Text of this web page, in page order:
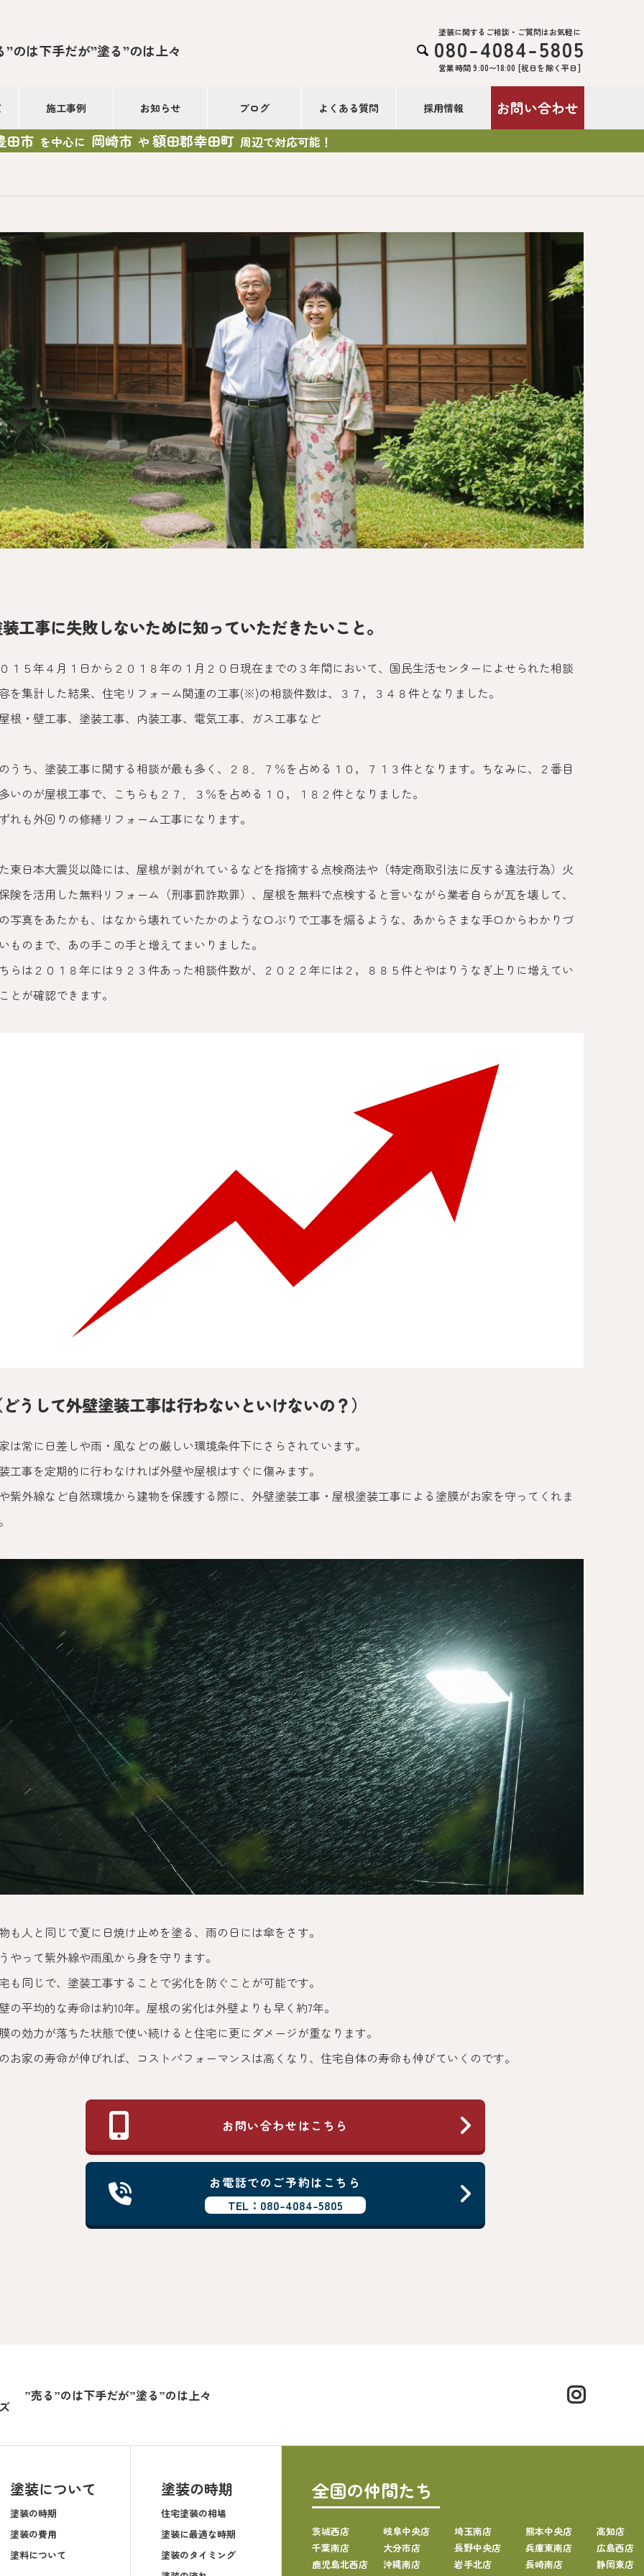
”のは下手だが”塗る”のは上々 
塗装に関するご相談・ご質問はお気軽に
080-4084-5805
営業時間 9:00〜18:00 [祝日を除く平日]
施工事例 お知らせ ブログ よくある質問 採用情報 お問い合わせ
田市 を中心に 岡崎市 や額田郡幸田町 周辺で対応可能！
初めての方へ
GUIDE
工事に失敗しないために知っていただきたいこと。
１５年４月１日から２０１８年の１月２０日現在までの３年間において、国民生活センターによせられた相談
を集計した結果、住宅リフォーム関連の工事(※)の相談件数は、３７，３４８件となりました。
根・壁工事、塗装工事、内装工事、電気工事、ガス工事など
うち、塗装工事に関する相談が最も多く、２８．７％を占める１０，７１３件となります。ちなみに、２番目
いのが屋根工事で、こちらも２７．３％を占める１０，１８２件となりました。
れも外回りの修繕リフォーム工事になります。
東日本大震災以降には、屋根が剥がれているなどを指摘する点検商法や（特定商取引法に反する違法行為）火
険を活用した無料リフォーム（刑事罰詐欺罪）、屋根を無料で点検すると言いながら業者自らが瓦を壊して、
写真をあたかも、はなから壊れていたかのような口ぶりで工事を煽るような、あからさまな手口からわかりづ
ものまで、あの手この手と増えてまいりました。
らは２０１８年には９２３件あった相談件数が、２０２２年には２，８８５件とやはりうなぎ上りに増えてい
とが確認できます。
うして外壁塗装工事は行わないといけないの？）
は常に日差しや雨・風などの厳しい環境条件下にさらされています。
工事を定期的に行わなければ外壁や屋根はすぐに傷みます。
紫外線など自然環境から建物を保護する際に、外壁塗装工事・屋根塗装工事による塗膜がお家を守ってくれま
も人と同じで夏に日焼け止めを塗る、雨の日には傘をさす。
やって紫外線や雨風から身を守ります。
も同じで、塗装工事することで劣化を防ぐことが可能です。
の平均的な寿命は約10年。屋根の劣化は外壁よりも早く約7年。
の効力が落ちた状態で使い続けると住宅に更にダメージが重なります。
お家の寿命が伸びれば、コストパフォーマンスは高くなり、住宅自体の寿命も伸びていくのです。
お問い合わせはこちら
お電話でのご予約はこちら
TEL：080-4084-5805
”売る”のは下手だが”塗る”のは上々
塗装について
塗装の時期
塗装の費用
塗料について
塗装の時期
住宅塗装の相場
塗装に最適な時期
塗装のタイミング
全国の仲間たち
茨城西店 岐阜中央店 埼玉南店 熊本中央店
高知店
千葉南店
大分市店 長野中央店 兵庫東南店
広島西店
鹿児島北西店
沖縄南店 岩手北店 長崎南店
静岡東店